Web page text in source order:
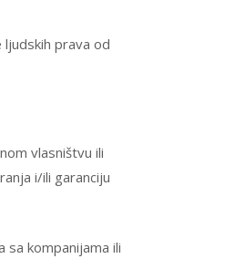
prava od
vlasništvu ili
i/ili garanciju
kompanijama ili